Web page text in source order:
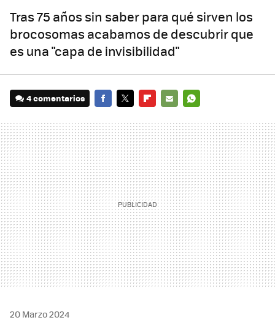
Tras 75 años sin saber para qué sirven los
brocosomas acabamos de descubrir que
es una "capa de invisibilidad"
4 comentarios
MAIL
20 Marzo 2024